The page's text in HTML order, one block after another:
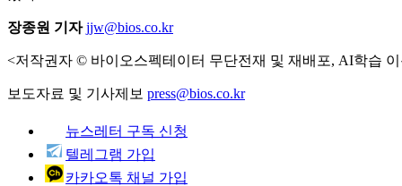
장종원 기자 jjw@bios.co.kr
<저작권자 © 바이오스펙테이터 무단전재 및 재배포, AI학습
보도자료 및 기사제보 press@bios.co.kr
뉴스레터 구독 신청
텔레그램 가입
카카오톡 채널 가입